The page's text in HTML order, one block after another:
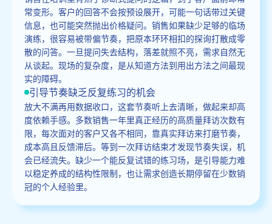
常变形。客户的回答不会按预设展开，可能一句话带过关键
信息，也可能突然抛出价格疑问。销售如果缺少足够的临场
演练，很容易被带偏节奏，把原本环环相扣的探询打散成零
散的问答。一旦提问失去结构，落差就照不亮，需求自然无
从谈起。现场的复杂度，是从知道方法到用出方法之间最现
实的障碍。
引导节奏缺乏反复练习的机会
放大不满再用数据收口，这套节奏听上去清晰，做起来却高
度依赖手感。多数销售一年里真正经历的高质量拜访次数有
限，每次面对的客户又各不相同，靠真实拜访来打磨节奏，
成本高且反馈滞后。等到一次拜访结束才发现节奏失误，机
会已经流失。缺少一个能反复试错的练习场，是引导能力难
以稳定养成的结构性限制，也让需求创造长期停留在少数销
冠的个人经验里。